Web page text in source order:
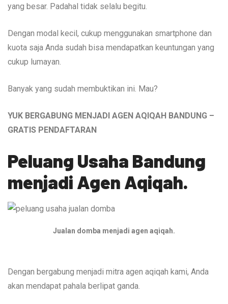
yang besar. Padahal tidak selalu begitu.
Dengan modal kecil, cukup menggunakan smartphone dan
kuota saja Anda sudah bisa mendapatkan keuntungan yang
cukup lumayan.
Banyak yang sudah membuktikan ini. Mau?
YUK BERGABUNG MENJADI AGEN AQIQAH BANDUNG –
GRATIS PENDAFTARAN
Peluang Usaha Bandung
menjadi Agen Aqiqah.
Jualan domba menjadi agen aqiqah.
Dengan bergabung menjadi mitra agen aqiqah kami, Anda
akan mendapat pahala berlipat ganda.